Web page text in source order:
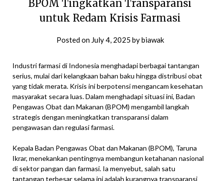
BPOM Tingkatkan Transparansi
untuk Redam Krisis Farmasi
Posted on July 4, 2025 bybiawak
Industri farmasi di Indonesia menghadapi berbagai tantangan
serius, mulai dari kelangkaan bahan baku hingga distribusi obat
yang tidak merata. Krisis ini berpotensi mengancam kesehatan
masyarakat secara luas. Dalam menghadapi situasi ini, Badan
Pengawas Obat dan Makanan (BPOM) mengambil langkah
strategis dengan meningkatkan transparansi dalam
pengawasan dan regulasi farmasi.
Kepala Badan Pengawas Obat dan Makanan (BPOM), Taruna
Ikrar, menekankan pentingnya membangun ketahanan nasional
di sektor pangan dan farmasi. Ia menyebut, salah satu
tantangan terbesar selama ini adalah kurangnya transparansi